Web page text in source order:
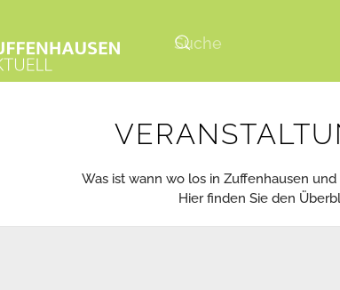
Was ist wann wo los in Zuffenhausen
Hier finden Sie den